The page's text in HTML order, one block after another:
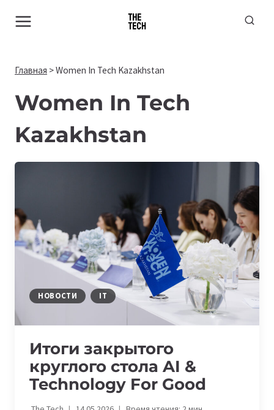
Главная >Women In Tech Kazakhstan
Women In Tech
Kazakhstan
НОВОСТИ IT
Итоги закрытого
круглого стола AI &
Technology For Good